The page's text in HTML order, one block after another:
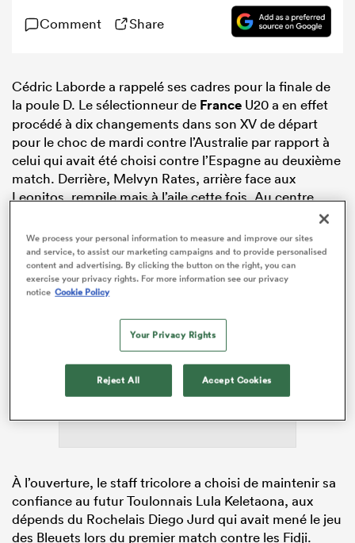
Comment Share
Cédric Laborde a rappelé ses cadres pour la finale de
la poule D. Le sélectionneur de France U20 a en effet
procédé à dix changements dans son XV de départ
pour le choc de mardi contre l’Australie par rapport à
celui qui avait été choisi contre l’Espagne au deuxième
match. Derrière, Melvyn Rates, arrière face aux
Leonitos, rempile mais à l’aile cette fois. Au centre,
Bastien Rasal enchaîne et sera associé à Adrien Drault.
ADVERTISEMENT
À l’ouverture, le staff tricolore a choisi de maintenir sa
confiance au futur Toulonnais Lula Keletaona, aux
dépends du Rochelais Diego Jurd qui avait mené le jeu
des Bleuets lors du premier match contre les Fidji.
We process your personal information to measure and improve our sites
and service, to assist our marketing campaigns and to provide personalised
content and advertising. By clicking the button on the right, you can
exercise your privacy rights. For more information see our privacy
notice Cookie Policy
Your Privacy Rights
Reject All Accept Cookies